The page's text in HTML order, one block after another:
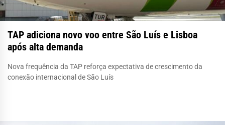
TAP adiciona novo voo entre São Luís e Lisboa
após alta demanda
Nova frequência da TAP reforça expectativa de crescimento da
conexão internacional de São Luís